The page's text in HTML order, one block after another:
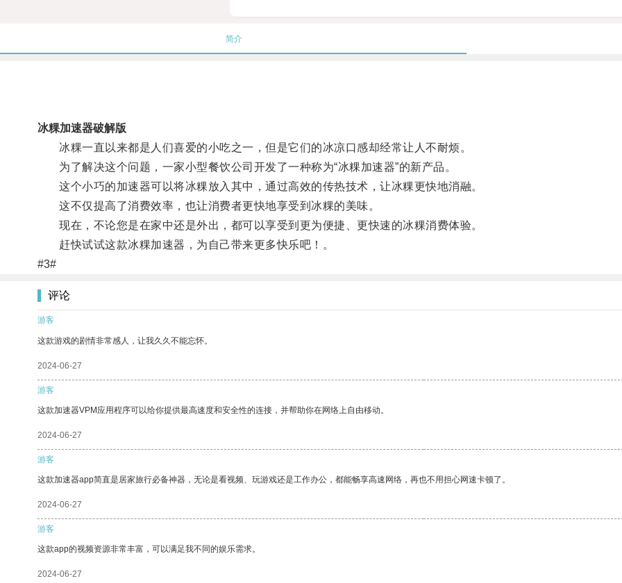
简介
冰粿加速器破解版
冰粿一直以来都是人们喜爱的小吃之一，但是它们的冰凉口感却经常让人不耐烦。
为了解决这个问题，一家小型餐饮公司开发了一种称为“冰粿加速器”的新产品。
这个小巧的加速器可以将冰粿放入其中，通过高效的传热技术，让冰粿更快地消融。
这不仅提高了消费效率，也让消费者更快地享受到冰粿的美味。
现在，不论您是在家中还是外出，都可以享受到更为便捷、更快速的冰粿消费体验。
赶快试试这款冰粿加速器，为自己带来更多快乐吧！。
#3#
评论
游客
这款游戏的剧情非常感人，让我久久不能忘怀。
2024-06-27
游客
这款加速器VPM应用程序可以给你提供最高速度和安全性的连接，并帮助你在网络上自由移动。
2024-06-27
游客
这款加速器app简直是居家旅行必备神器，无论是看视频、玩游戏还是工作办公，都能畅享高速网络，再也不用担心网速卡顿了。
2024-06-27
游客
这款app的视频资源非常丰富，可以满足我不同的娱乐需求。
2024-06-27